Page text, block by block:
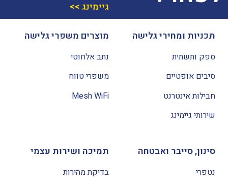
גיימינג >>
תכניות ומחירי גלישה
ספק ותשתית
סיבים אופטיים
חבילות אינטרנט
שירותי גיימינג
מוצרים משפרי גלישה
נתב אלחוטי
משפרי טווח
Mesh WiFi
סינון, סייבר ואבטחה
נטפרי
תמיכה ושירות עצמי
בדיקת מהירות